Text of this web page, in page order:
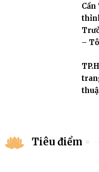
–
Tiêu điểm